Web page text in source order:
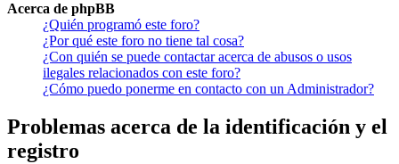
Acerca de phpBB
¿Quién programó este foro?
¿Por qué este foro no tiene tal cosa?
¿Con quién se puede contactar acerca de abusos o usos
ilegales relacionados con este foro?
¿Cómo puedo ponerme en contacto con un Administrador?
Problemas acerca de la identificación y el
registro